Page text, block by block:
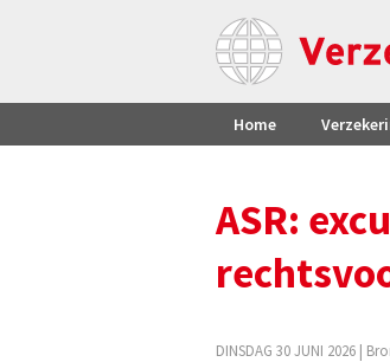
Home
ASR:
DINSDAG 30 JUNI 2026 |